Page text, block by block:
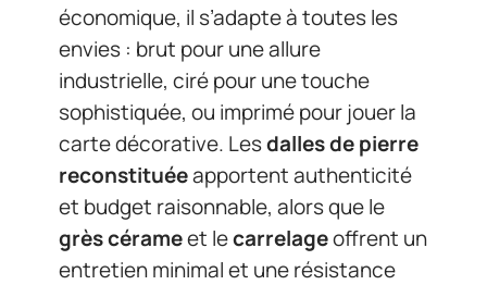
économique, il s’adapte à toutes les
envies : brut pour une allure
industrielle, ciré pour une touche
sophistiquée, ou imprimé pour jouer la
carte décorative. Lesdalles de pierre
reconstituéeapportent authenticité
et budget raisonnable, alors que le
grès cérameet lecarrelageoffrent un
entretien minimal et une résistance